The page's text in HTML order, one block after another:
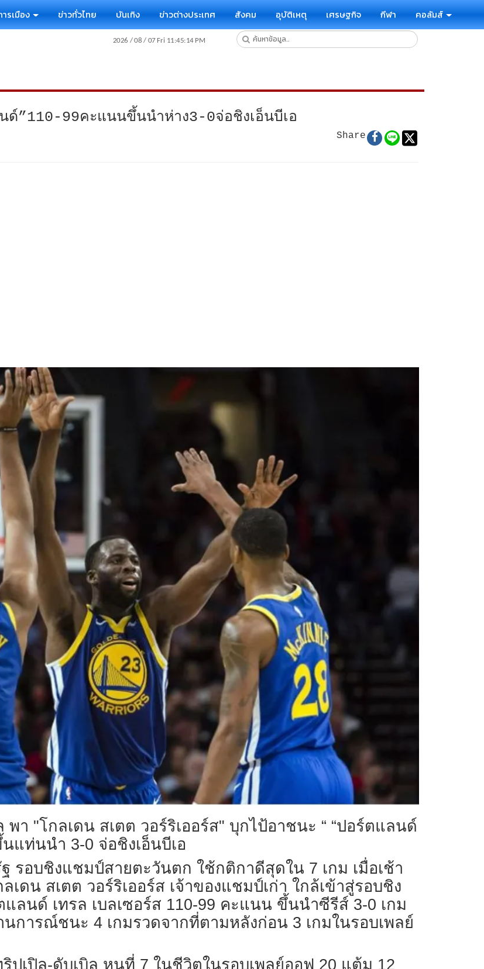
ารเมือง ข่าวทั่วไทย บันเทิง ข่าวต่างประเทศ สังคม อุบัติเหตุ เศรษฐกิจ กีฬา คอลัมส์
ด์”110-99คะแนนขึ้นนำห่าง3-0จ่อชิงเอ็นบีเอ
Share
า "โกลเดน สเตต วอร์ริเออร์ส" บุกไป้อาชนะ “ “ปอร์ตแลนด์
แท่นนำ 3-0 จ่อชิงเอ็นบีเอ
รอบชิงแชมป์สายตะวันตก ใช้กติกาดีสุดใน 7 เกม เมื่อเช้า
ดน สเตต วอร์ริเออร์ส เจ้าของแชมป์เก่า ใกล้เข้าสู่รอบชิง
ลนด์ เทรล เบลเซอร์ส 110-99 คะแนน ขึ้นนำซีรีส์ 3-0 เกม
การณ์ชนะ 4 เกมรวดจากที่ตามหลังก่อน 3 เกมในรอบเพลย์
ปเปิล-ดับเบิล หนที่ 7 ในชีวิตในรอบเพลย์ออฟ 20 แต้ม 12